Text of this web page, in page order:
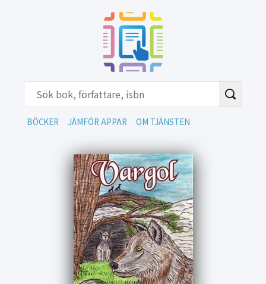
BÖCKER JÄMFÖR APPAR OM TJÄNSTEN